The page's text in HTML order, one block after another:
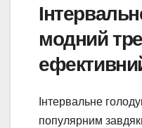
модний
Інтервальне
популярним